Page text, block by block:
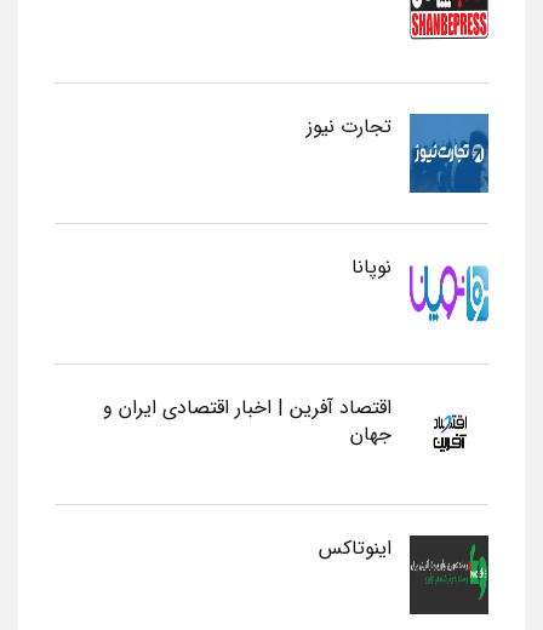
تجارت نیوز
نوپانا
اقتصاد آفرین | اخبار اقتصادی ایران و
جهان
اینوتاکس